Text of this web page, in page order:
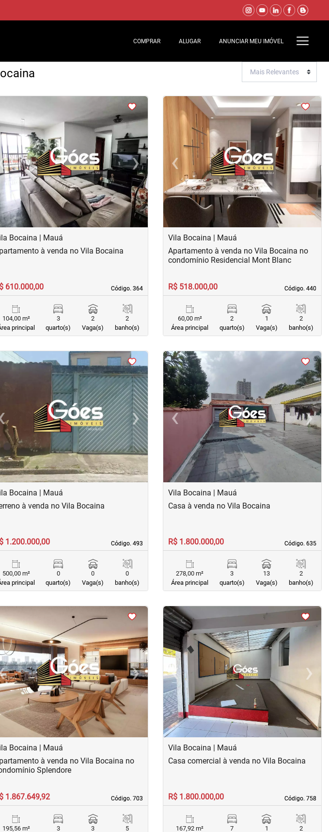
COMPRAR ALUGAR ANUNCIAR MEU IMÓVEL
Previous ›Next
Bocaina | Mauá
Código. 364
Código. 364
à venda no Vila Bocaina
610.000,00
104,00 m²
principal
3
quarto(s)
2
Vaga(s)
2
banho(s)
<
‹Previous ›Next
Vila Bocaina | Mauá
Código. 440
Código. 440
Apartamento à venda no Vila Bocaina no
condomínio Residencial Mont Blanc
R$ 518.000,00
60,00 m²
Área principal
2
quarto(s)
1
Vaga(s)
2
banho(s)
<
Previous ›Next
Bocaina | Mauá
Código. 493
Código. 493
à venda no Vila Bocaina
1.200.000,00
500,00 m²
principal
0
quarto(s)
0
Vaga(s)
0
banho(s)
<<<<
‹Previous ›Next
Vila Bocaina | Mauá
Código. 635
Código. 635
Casa à venda no Vila Bocaina
R$ 1.800.000,00
278,00 m²
Área principal
3
quarto(s)
13
Vaga(s)
2
banho(s)
<
Previous ›Next
Bocaina | Mauá
Código. 703
Código. 703
à venda no Vila Bocaina no
Splendore
1.867.649,92
195,56 m²
3
3
5
<<<<
‹Previous ›Next
Vila Bocaina | Mauá
Código. 758
Código. 758
Casa comercial à venda no Vila Bocaina
R$ 1.800.000,00
167,92 m²
7
1
2